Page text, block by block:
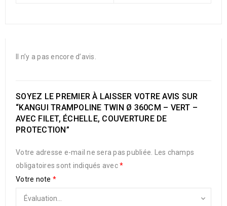
Il n’y a pas encore d’avis.
SOYEZ LE PREMIER À LAISSER VOTRE AVIS SUR
“KANGUI TRAMPOLINE TWIN Ø 360CM – VERT –
AVEC FILET, ÉCHELLE, COUVERTURE DE
PROTECTION”
Votre adresse e-mail ne sera pas publiée.
Les champs
obligatoires sont indiqués avec*
Votre note *